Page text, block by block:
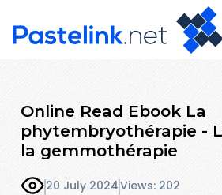
Online Read Ebook La
phytembryothérapie -
la gemmothérapie
20 July 2024Views: 202